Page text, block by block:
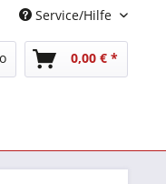
Service/Hilfe
0,00 € *